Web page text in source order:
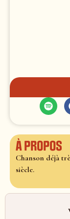
À propos
Chanson déjà
siècle.